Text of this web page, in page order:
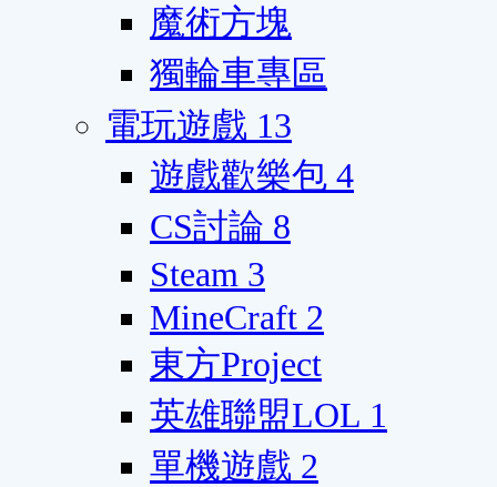
魔術方塊
獨輪車專區
電玩遊戲 13
遊戲歡樂包 4
CS討論 8
Steam 3
MineCraft 2
東方Project
英雄聯盟LOL 1
單機遊戲 2